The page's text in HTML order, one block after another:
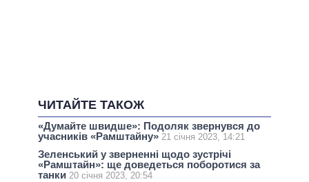
ЧИТАЙТЕ ТАКОЖ
«Думайте швидше»: Подоляк звернувся до
учасників «Рамштайну» 21 січня 2023, 14:21
Зеленський у зверненні щодо зустрічі
«Рамштайн»: ще доведеться поборотися за
танки 20 січня 2023, 20:54